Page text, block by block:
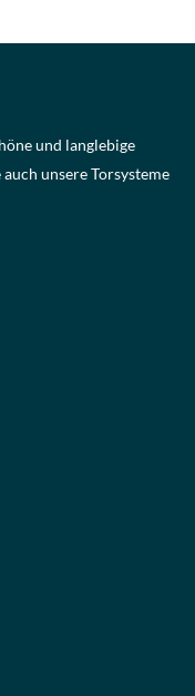
und langlebige
unsere Torsysteme